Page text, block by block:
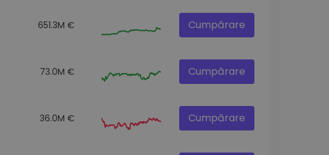
651.3M € Cumpărare
73.0M € Cumpărare
36.0M € Cumpărare